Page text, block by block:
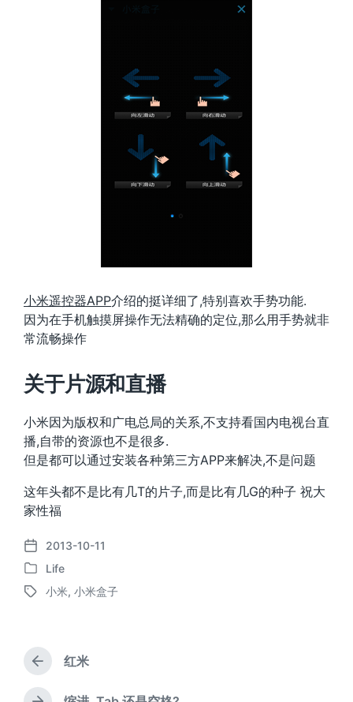
小米遥控器APP介绍的挺详细了,特别喜欢手势功能.
因为在手机触摸屏操作无法精确的定位,那么用手势就非
常流畅操作
关于片源和直播
小米因为版权和广电总局的关系,不支持看国内电视台直
播,自带的资源也不是很多.
但是都可以通过安装各种第三方APP来解决,不是问题
这年头都不是比有几T的片子,而是比有几G的种子 祝大
家性福
发
布
日
2013-10-11
发
布
Life
标
小米, 小米盒子
上
篇
红米